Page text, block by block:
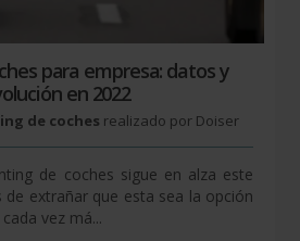
para empresa: datos y
en 2022
de coches realizado por Doiser
de coches sigue en alza este
de extrañar que esta sea la opción
vez má...